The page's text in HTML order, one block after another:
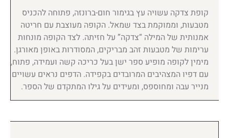
קופת צדקה עשויה עץ בגימור חום-ברונזה, פתוחה להכניס
מטבעות, וממוקמת בצד שמאל. הקופה מעוצבת עם חריטה
אמנותית של המילה “צדקה” על חזיתה. לצד הקופה מונחות
ערימות של מטבעות זהב מבריקים, המסודרות באופן מאורגן.
מימין לקופה מופיע ספר ישן בעל כריכה קשה ועמידה, פתוח,
עם דפיו המצהיבים המרובדים בקפידה. הדפים נראים עשויים
מנייר עבה ומחוספס, ומעידים על גילו המתקדם של הספר.